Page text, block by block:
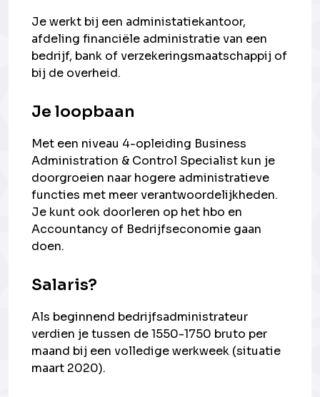
Je werkt bij een administatiekantoor,
afdeling financiële administratie van een
bedrijf, bank of verzekeringsmaatschappij of
bij de overheid.
Je loopbaan
Met een niveau 4-opleiding Business
Administration & Control Specialist kun je
doorgroeien naar hogere administratieve
functies met meer verantwoordelijkheden.
Je kunt ook doorleren op het hbo en
Accountancy of Bedrijfseconomie gaan
doen.
Salaris?
Als beginnend bedrijfsadministrateur
verdien je tussen de 1550-1750 bruto per
maand bij een volledige werkweek (situatie
maart 2020).